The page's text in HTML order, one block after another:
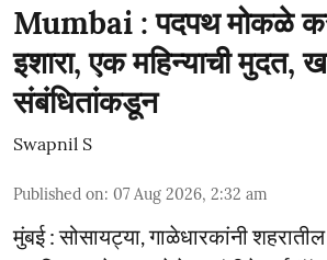
Mumbai : पदपथ मोकळे
इशारा, एक महिन्याची मुदत,
संबंधितांकडून
Swapnil S
Published on: 07 Aug 2026, 2:32 am
मुंबई : सोसायट्या, गाळेधारकांनी